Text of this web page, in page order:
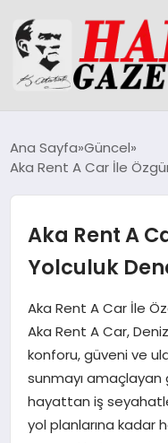
EĞITIM
EKONOMI
SIYASET
Ana Sayfa Güncel
Aka Rent A Car İle
Aka Rent A
Yolculuk
Aka Rent A Car İle
Aka Rent A Car,
konforu, güveni ve
sunmayı amaçlayan
hayattan iş
yol planlarına kadar